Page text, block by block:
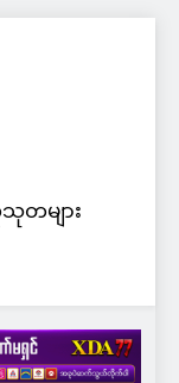
သုတများ